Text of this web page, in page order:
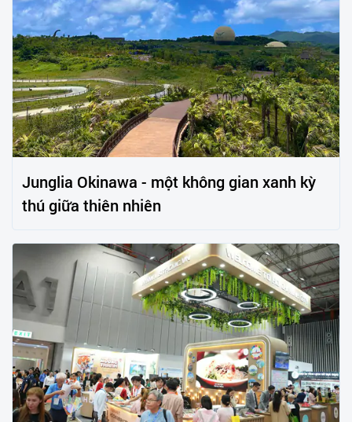
Junglia Okinawa - một không gian xanh kỳ
thú giữa thiên nhiên